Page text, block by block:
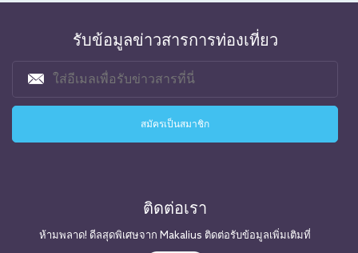
รับข้อมูลข่าวสารการท่องเที่ยว
ติดต่อเรา
ห้ามพลาด! ดีลสุดพิเศษจาก Makalius ติดต่อรับข้อมูลเพิ่มเติมที่